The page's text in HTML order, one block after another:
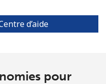
15 min pour ⁦€5⁩ ⁦16¢⁩
17 min pour ⁦€5⁩
d’aide
pour